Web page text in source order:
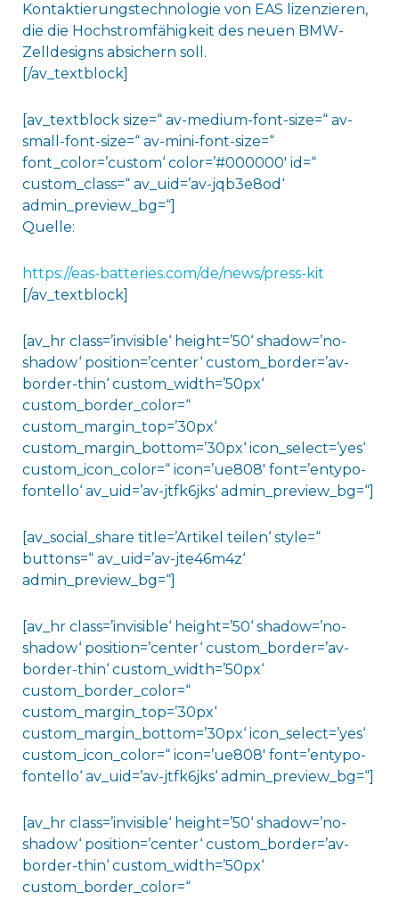
Kontaktierungstechnologie von EAS lizenzieren,
die die Hochstromfähigkeit des neuen BMW-
Zelldesigns absichern soll.
[/av_textblock]
[av_textblock size=“ av-medium-font-size=“ av-
small-font-size=“ av-mini-font-size=“
font_color=’custom‘ color=’#000000′ id=“
custom_class=“ av_uid=’av-jqb3e8od‘
admin_preview_bg=“]
Quelle:
https://eas-batteries.com/de/news/press-kit
[/av_textblock]
[av_hr class=’invisible‘ height=’50‘ shadow=’no-
shadow‘ position=’center‘ custom_border=’av-
border-thin‘ custom_width=’50px‘
custom_border_color=“
custom_margin_top=’30px‘
custom_margin_bottom=’30px‘ icon_select=’yes‘
custom_icon_color=“ icon=’ue808′ font=’entypo-
fontello‘ av_uid=’av-jtfk6jks‘ admin_preview_bg=“]
[av_social_share title=’Artikel teilen‘ style=“
buttons=“ av_uid=’av-jte46m4z‘
admin_preview_bg=“]
[av_hr class=’invisible‘ height=’50‘ shadow=’no-
shadow‘ position=’center‘ custom_border=’av-
border-thin‘ custom_width=’50px‘
custom_border_color=“
custom_margin_top=’30px‘
custom_margin_bottom=’30px‘ icon_select=’yes‘
custom_icon_color=“ icon=’ue808′ font=’entypo-
fontello‘ av_uid=’av-jtfk6jks‘ admin_preview_bg=“]
[av_hr class=’invisible‘ height=’50‘ shadow=’no-
shadow‘ position=’center‘ custom_border=’av-
border-thin‘ custom_width=’50px‘
custom_border_color=“